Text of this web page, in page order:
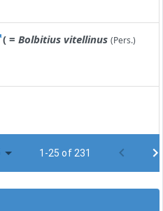
( =Bolbitius vitellinus (Pers.)
1-25 of 231